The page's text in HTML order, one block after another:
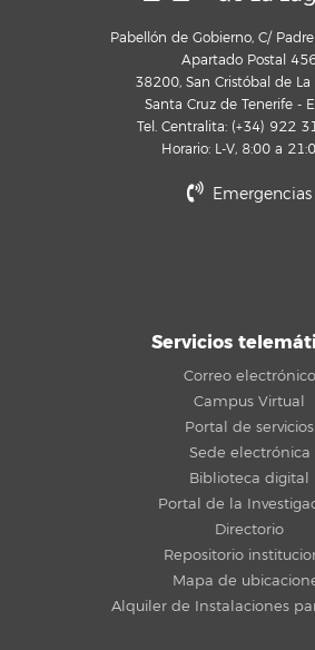
Pabellón de Gobierno, C/
Apartado Postal
38200, San Cristóbal de La
Santa Cruz de Tenerife -
Tel. Centralita: (+34) 922
Horario: L-V, 8:00 a
Emergencias
Servicios
Correo electrónico
Campus Virtual
Portal de servicios
Sede electrónica
Biblioteca digital
Portal de la
Directorio
Repositorio
Mapa de
Alquiler de Instalaciones